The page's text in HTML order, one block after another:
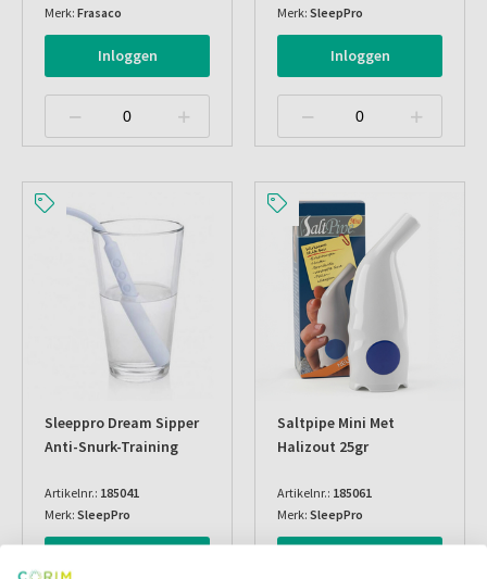
Merk: Frasaco
Inloggen
Merk: SleepPro
Inloggen
Sleeppro Dream Sipper
Anti-Snurk-Training
Artikelnr.: 185041
Merk: SleepPro
Saltpipe Mini Met
Halizout 25gr
Artikelnr.: 185061
Merk: SleepPro